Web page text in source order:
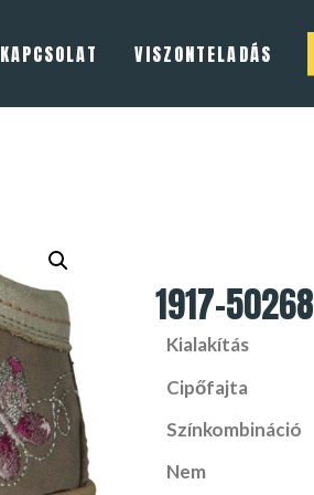
KAPCSOLAT VISZONTELADÁS
1917-50268
Kialakítás
Cipőfajta
Színkombináció
Nem